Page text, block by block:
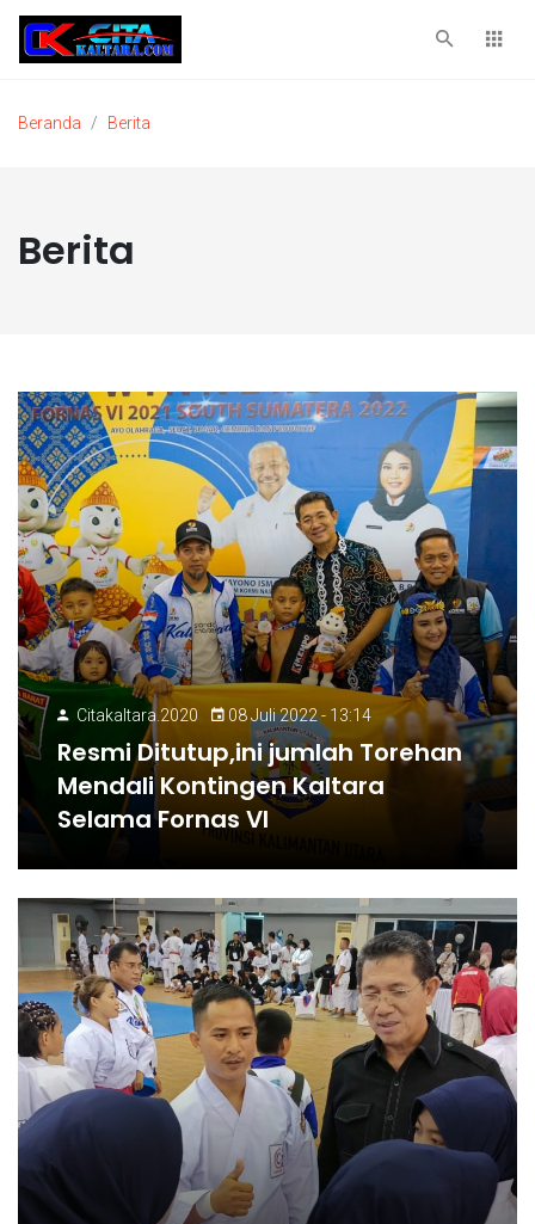
Beranda Berita
Berita
Citakaltara.2020 08 Juli 2022 - 13:14
Resmi Ditutup,ini jumlah Torehan
Mendali Kontingen Kaltara
Selama Fornas VI